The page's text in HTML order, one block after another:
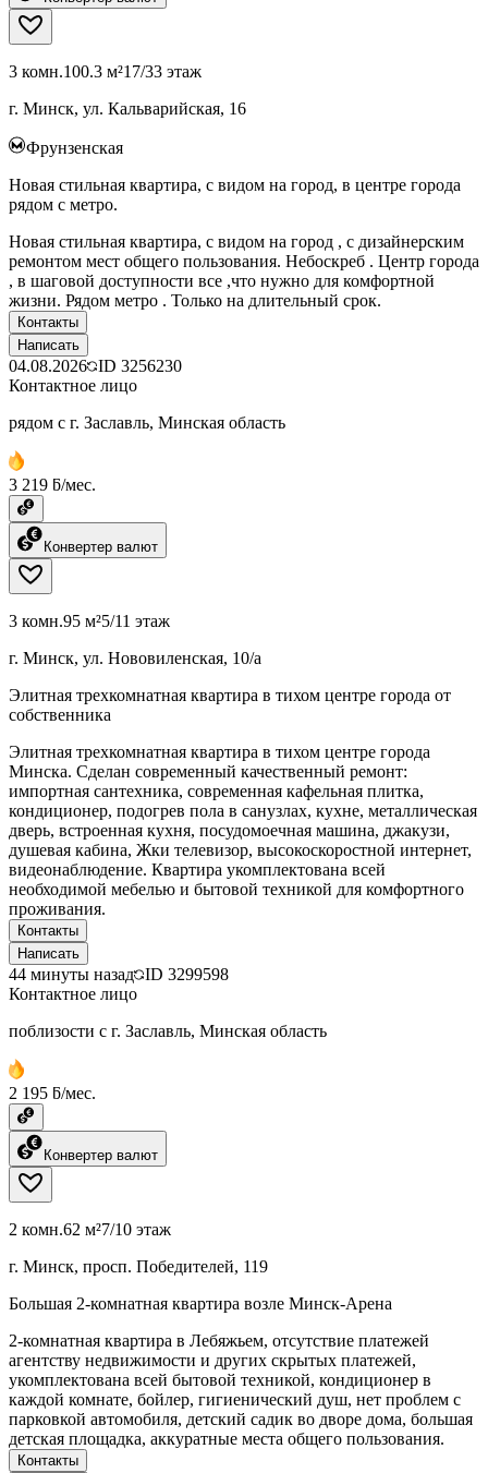
3 комн.100.3 м²17/33 этаж
г. Минск, ул. Кальварийская, 16
Фрунзенская
Новая стильная квартира, с видом на город, в центре города
рядом с метро.
Новая стильная квартира, с видом на город , с дизайнерским
ремонтом мест общего пользования. Небоскреб . Центр города
, в шаговой доступности все ,что нужно для комфортной
жизни. Рядом метро . Только на длительный срок.
Контакты
Написать
04.08.2026 ID 3256230
Контактное лицо
рядом с г. Заславль, Минская область
3 219 ƃ/мес.
Конвертер валют
3 комн.95 м²5/11 этаж
г. Минск, ул. Нововиленская, 10/а
Элитная трехкомнатная квартира в тихом центре города от
собственника
Элитная трехкомнатная квартира в тихом центре города
Минска. Сделан современный качественный ремонт:
импортная сантехника, современная кафельная плитка,
кондиционер, подогрев пола в санузлах, кухне, металлическая
дверь, встроенная кухня, посудомоечная машина, джакузи,
душевая кабина, Жки телевизор, высокоскоростной интернет,
видеонаблюдение. Квартира укомплектована всей
необходимой мебелью и бытовой техникой для комфортного
проживания.
Контакты
Написать
44 минуты назад ID 3299598
Контактное лицо
поблизости с г. Заславль, Минская область
2 195 ƃ/мес.
Конвертер валют
2 комн.62 м²7/10 этаж
г. Минск, просп. Победителей, 119
Большая 2-комнатная квартира возле Минск-Арена
2-комнатная квартира в Лебяжьем, отсутствие платежей
агентству недвижимости и других скрытых платежей,
укомплектована всей бытовой техникой, кондиционер в
каждой комнате, бойлер, гигиенический душ, нет проблем с
парковкой автомобиля, детский садик во дворе дома, большая
детская площадка, аккуратные места общего пользования.
Контакты